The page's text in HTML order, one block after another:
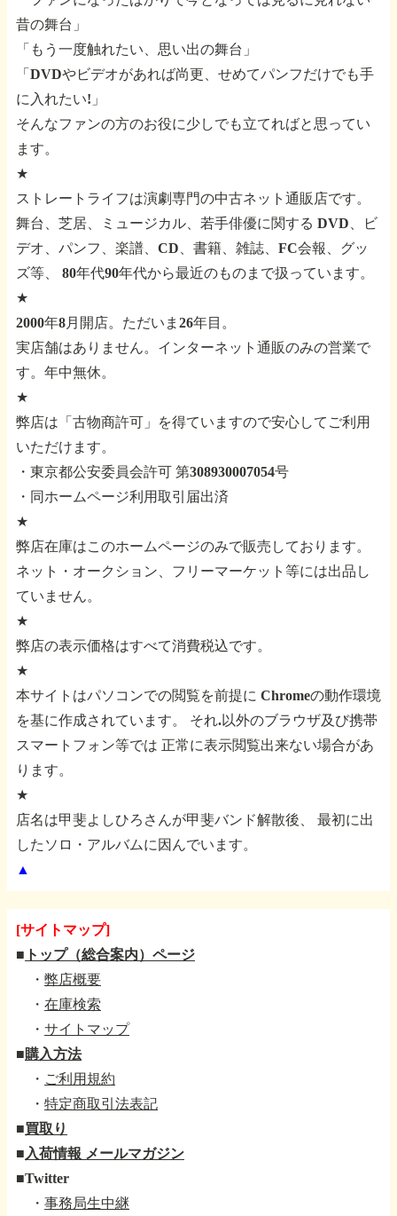
昔の舞台」
「もう一度触れたい、思い出の舞台」
「DVDやビデオがあれば尚更、せめてパンフだけでも手
に入れたい!」
そんなファンの方のお役に少しでも立てればと思ってい
ます。
★
ストレートライフは演劇専門の中古ネット通販店です。
舞台、芝居、ミュージカル、若手俳優に関する DVD、ビ
デオ、パンフ、楽譜、CD、書籍、雑誌、FC会報、グッ
ズ等、
80年代90年代から最近のものまで扱っています。
★
2000年8月開店。ただいま26年目。
実店舗はありません。インターネット通販のみの営業で
す。年中無休。
★
弊店は「古物商許可」を得ていますので安心してご利用
いただけます。
・東京都公安委員会許可 第308930007054号
・同ホームページ利用取引届出済
★
弊店在庫はこのホームページのみで販売しております。
ネット・オークション、フリーマーケット等には出品し
ていません。
★
弊店の表示価格はすべて消費税込です。
★
本サイトはパソコンでの閲覧を前提に Chromeの動作環境
を基に作成されています。
それ.以外のブラウザ及び携帯
スマートフォン等では 正常に表示閲覧出来ない場合があ
ります。
★
店名は甲斐よしひろさんが甲斐バンド解散後、
最初に出
したソロ・アルバムに因んでいます。
▲
[サイトマップ]
■ トップ（総合案内）ページ
・ 弊店概要
・ 在庫検索
・ サイトマップ
■購入方法
・ ご利用規約
・ 特定商取引法表記
■買取り
■ 入荷情報 メールマガジン
■Twitter
・ 事務局生中継